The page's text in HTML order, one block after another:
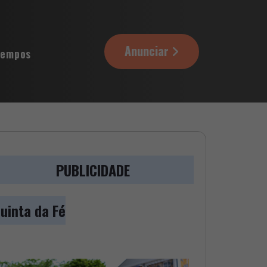
Anunciar
PUBLICIDADE
da Fé